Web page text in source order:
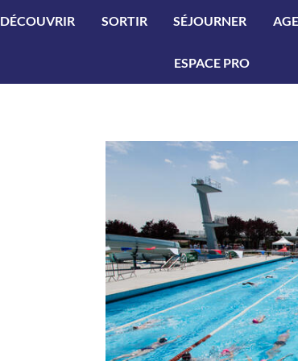
DÉCOUVRIR SORTIR SÉJOURNER
ESPACE PRO